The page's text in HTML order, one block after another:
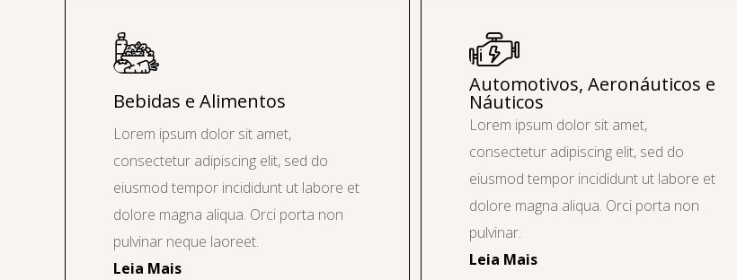
Bebidas e Alimentos
Lorem ipsum dolor sit amet,
consectetur adipiscing elit, sed do
eiusmod tempor incididunt ut labore et
dolore magna aliqua. Orci porta non
pulvinar neque laoreet.
Leia Mais
Automotivos, Aeronáuticos e
Náuticos
Lorem ipsum dolor sit amet,
consectetur adipiscing elit, sed do
eiusmod tempor incididunt ut labore et
dolore magna aliqua. Orci porta non
pulvinar.
Leia Mais